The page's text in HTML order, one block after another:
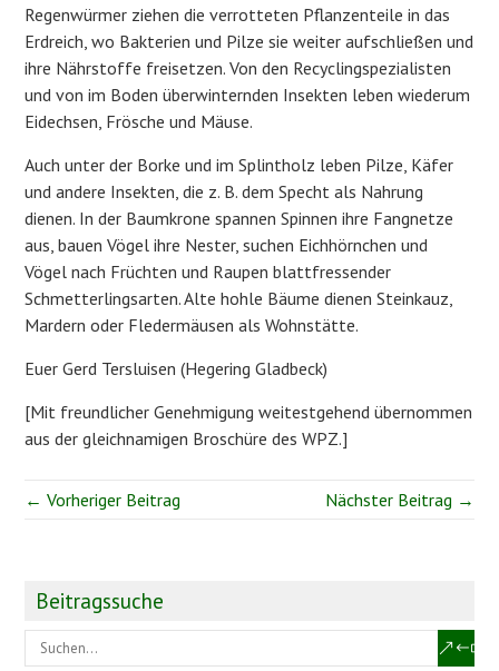
Regenwürmer ziehen die verrotteten Pflanzenteile in das
Erdreich, wo Bakterien und Pilze sie weiter aufschließen und
ihre Nährstoffe freisetzen. Von den Recyclingspezialisten
und von im Boden überwinternden Insekten leben wiederum
Eidechsen, Frösche und Mäuse.
Auch unter der Borke und im Splintholz leben Pilze, Käfer
und andere Insekten, die z. B. dem Specht als Nahrung
dienen. In der Baumkrone spannen Spinnen ihre Fangnetze
aus, bauen Vögel ihre Nester, suchen Eichhörnchen und
Vögel nach Früchten und Raupen blattfressender
Schmetterlingsarten. Alte hohle Bäume dienen Steinkauz,
Mardern oder Fledermäusen als Wohnstätte.
Euer Gerd Tersluisen (Hegering Gladbeck)
[Mit freundlicher Genehmigung weitestgehend übernommen
aus der gleichnamigen Broschüre des WPZ.]
← Vorheriger Beitrag Nächster Beitrag →
Beitragssuche